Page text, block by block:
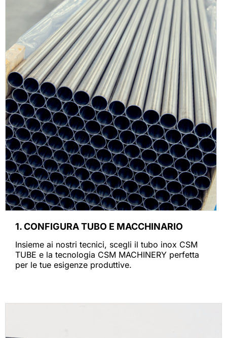
1. CONFIGURA TUBO E MACCHINARIO
Insieme ai nostri tecnici, scegli il tubo inox CSM
TUBE e la tecnologia CSM MACHINERY perfetta
per le tue esigenze produttive.